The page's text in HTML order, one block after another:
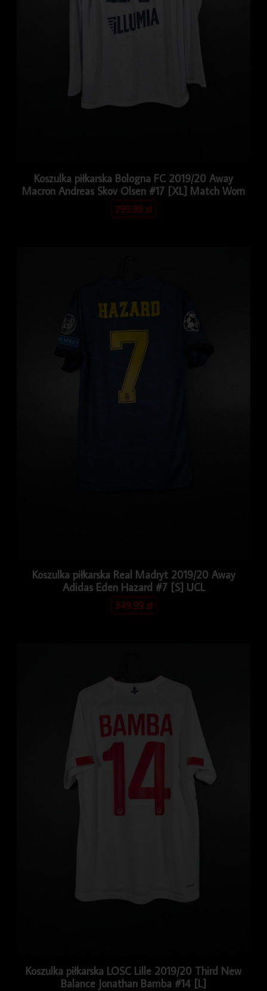
Koszulka piłkarska Bologna FC 2019/20 Away
Macron Andreas Skov Olsen #17 [XL] Match Worn
799.99zł
Koszulka piłkarska Real Madryt 2019/20 Away
Adidas Eden Hazard #7 [S] UCL
349.99zł
Koszulka piłkarska LOSC Lille 2019/20 Third New
Balance Jonathan Bamba #14 [L]